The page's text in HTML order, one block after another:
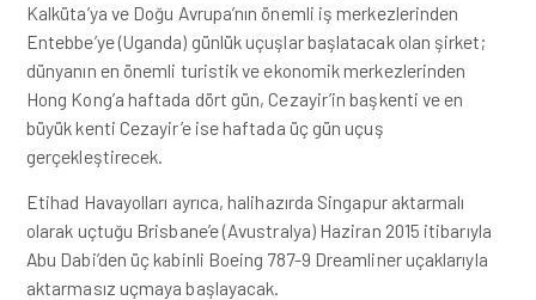
Kalküta’ya ve Doğu Avrupa’nın önemli iş merkezlerinden
Entebbe’ye (Uganda) günlük uçuşlar başlatacak olan şirket;
dünyanın en önemli turistik ve ekonomik merkezlerinden
Hong Kong’a haftada dört gün, Cezayir’in başkenti ve en
büyük kenti Cezayir’e ise haftada üç gün uçuş
gerçekleştirecek.
Etihad Havayolları ayrıca, halihazırda Singapur aktarmalı
olarak uçtuğu Brisbane’e (Avustralya) Haziran 2015 itibarıyla
Abu Dabi’den üç kabinli Boeing 787-9 Dreamliner uçaklarıyla
aktarmasız uçmaya başlayacak.